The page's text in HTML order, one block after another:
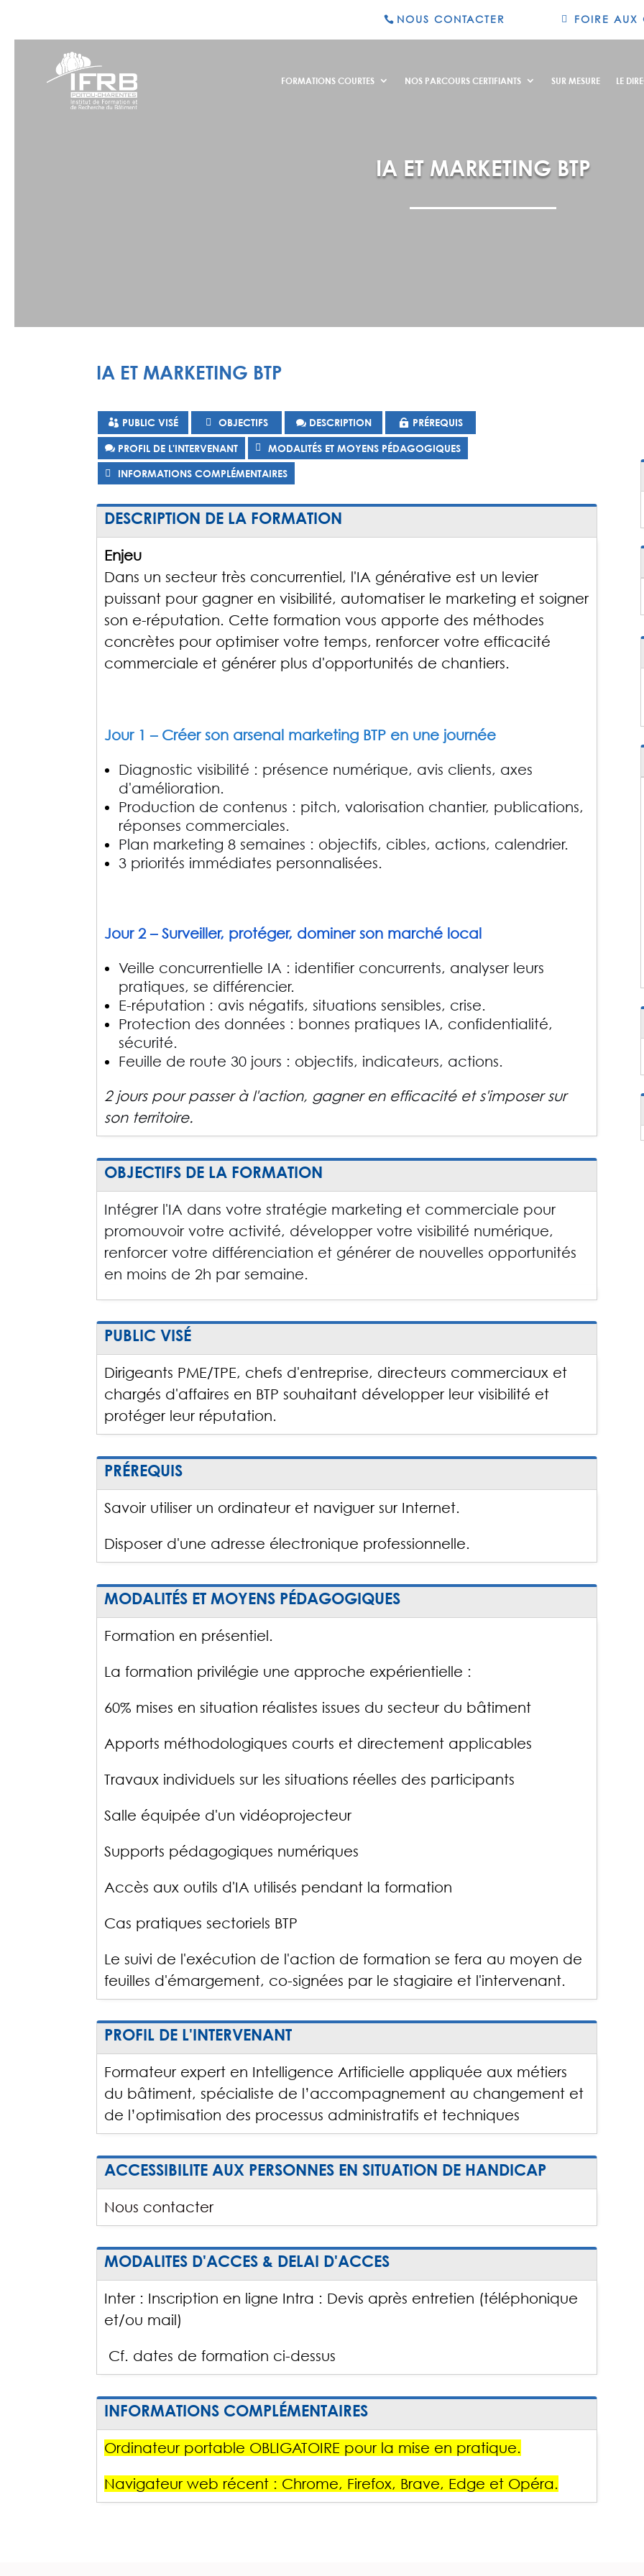
FORMATIONS COURTES NOS PARCOURS CERTIFIANTS SUR MESURE LE
IA ET MARKETING BTP
NOUS CONTACTER FOIRE AUX
IA ET MARKETING BTP
PUBLIC VISÉ OBJECTIFS DESCRIPTION PRÉREQUIS
PROFIL DE L'INTERVENANT MODALITÉS ET MOYENS PÉDAGOGIQUES
INFORMATIONS COMPLÉMENTAIRES
DESCRIPTION DE LA FORMATION
Enjeu
Dans un secteur très concurrentiel, l'IA générative est un levier
puissant pour gagner en visibilité, automatiser le marketing et soigner
son e-réputation. Cette formation vous apporte des méthodes
concrètes pour optimiser votre temps, renforcer votre efficacité
commerciale et générer plus d'opportunités de chantiers.
Jour 1 – Créer son arsenal marketing BTP en une journée
Diagnostic visibilité : présence numérique, avis clients, axes
d'amélioration.
Production de contenus : pitch, valorisation chantier, publications,
réponses commerciales.
Plan marketing 8 semaines : objectifs, cibles, actions, calendrier.
3 priorités immédiates personnalisées.
Jour 2 – Surveiller, protéger, dominer son marché local
Veille concurrentielle IA : identifier concurrents, analyser leurs
pratiques, se différencier.
E-réputation : avis négatifs, situations sensibles, crise.
Protection des données : bonnes pratiques IA, confidentialité,
sécurité.
Feuille de route 30 jours : objectifs, indicateurs, actions.
2 jours pour passer à l'action, gagner en efficacité et s'imposer sur
son territoire.
OBJECTIFS DE LA FORMATION
Intégrer l'IA dans votre stratégie marketing et commerciale pour
promouvoir votre activité, développer votre visibilité numérique,
renforcer votre différenciation et générer de nouvelles opportunités
en moins de 2h par semaine.
PUBLIC VISÉ
Dirigeants PME/TPE, chefs d'entreprise, directeurs commerciaux et
chargés d'affaires en BTP souhaitant développer leur visibilité et
protéger leur réputation.
PRÉREQUIS
Savoir utiliser un ordinateur et naviguer sur Internet.
Disposer d'une adresse électronique professionnelle.
MODALITÉS ET MOYENS PÉDAGOGIQUES
Formation en présentiel.
La formation privilégie une approche expérientielle :
60% mises en situation réalistes issues du secteur du bâtiment
Apports méthodologiques courts et directement applicables
Travaux individuels sur les situations réelles des participants
Salle équipée d'un vidéoprojecteur
Supports pédagogiques numériques
Accès aux outils d'IA utilisés pendant la formation
Cas pratiques sectoriels BTP
Le suivi de l'exécution de l'action de formation se fera au moyen de
feuilles d'émargement, co-signées par le stagiaire et l'intervenant.
PROFIL DE L'INTERVENANT
Formateur expert en Intelligence Artificielle appliquée aux métiers
du bâtiment, spécialiste de l’accompagnement au changement et
de l’optimisation des processus administratifs et techniques
ACCESSIBILITE AUX PERSONNES EN SITUATION DE HANDICAP
Nous contacter
MODALITES D'ACCES & DELAI D'ACCES
Inter : Inscription en ligne Intra : Devis après entretien (téléphonique
et/ou mail)
Cf. dates de formation ci-dessus
INFORMATIONS COMPLÉMENTAIRES
Ordinateur portable OBLIGATOIRE pour la mise en pratique.
Navigateur web récent : Chrome, Firefox, Brave, Edge et Opéra.